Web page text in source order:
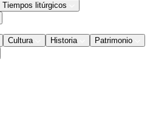
Tiempos litúrgicos
Cultura Historia
Patrimonio